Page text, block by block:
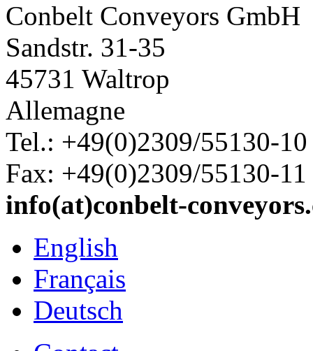
Conbelt Conveyors GmbH
Sandstr. 31-35
45731 Waltrop
Allemagne
Tel.: +49(0)2309/55130-10
Fax: +49(0)2309/55130-11
info(at)conbelt-
English
Français
Deutsch